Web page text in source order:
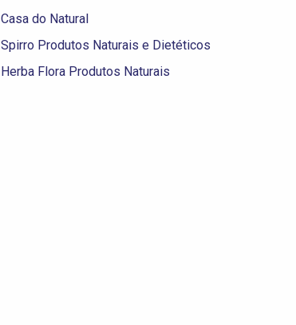
Casa do Natural
Spirro Produtos Naturais e Dietéticos
Herba Flora Produtos Naturais